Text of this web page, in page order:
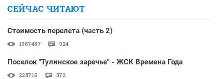
СЕЙЧАС ЧИТАЮТ
Стоимость перелета (часть 2)
1987487 924
Поселок "Тулинское заречье" - ЖСК Времена Года
228715 372